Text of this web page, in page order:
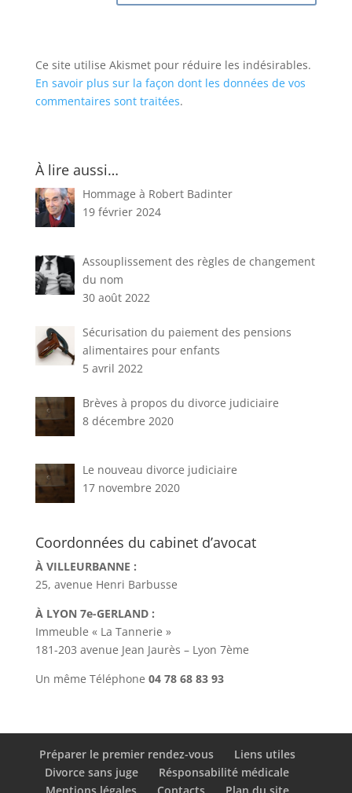
Ce site utilise Akismet pour réduire les indésirables.
En savoir plus sur la façon dont les données de vos
commentaires sont traitées.
À lire aussi…
Hommage à Robert Badinter
19 février 2024
Assouplissement des règles de changement
du nom
30 août 2022
Sécurisation du paiement des pensions
alimentaires pour enfants
5 avril 2022
Brèves à propos du divorce judiciaire
8 décembre 2020
Le nouveau divorce judiciaire
17 novembre 2020
Coordonnées du cabinet d’avocat
À VILLEURBANNE :
25, avenue Henri Barbusse
À LYON 7e-GERLAND :
Immeuble « La Tannerie »
181-203 avenue Jean Jaurès – Lyon 7ème
Un même Téléphone 04 78 68 83 93
Préparer le premier rendez-vous
Liens utiles
Divorce sans juge
Résponsabilité médicale